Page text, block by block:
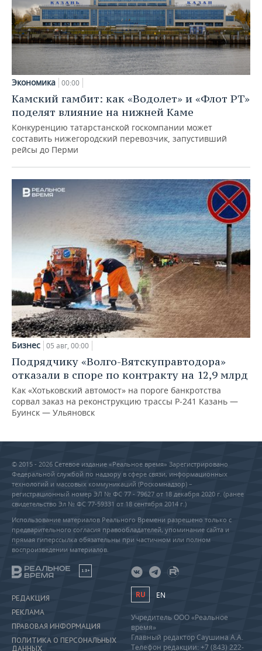
Экономика 00:00
Камский гамбит: как «Водолет» и «Флот РТ»
поделят влияние на нижней Каме
Конкуренцию татарстанской госкомпании может
составить нижегородский перевозчик, запустивший
рейсы до Перми
Бизнес 05 авг, 00:00
Подрядчику «Волго-Вятскуправтодора»
отказали в споре по контракту на 12,9 млрд
Как «Хотьковский автомост» на пороге банкротства
сорвал заказ на реконструкцию трассы Р‑241 Казань —
Буинск — Ульяновск
© 2015 - 2026 Сетевое издание «Реальное время» Зарегистрировано
Федеральной службой по надзору в сфере связи, информационных
технологий и массовых коммуникаций (Роскомнадзор) –
регистрационный номер ЭЛ № ФС 77 - 79627 от 18 декабря 2020 г. (ранее
свидетельство Эл № ФС 77-59331 от 18 сентября 2014 г.)
Использование материалов Реального Времени разрешено только с
предварительного согласия правообладателей, упоминание сайта и
прямая гиперссылка обязательны при частичном или полном
воспроизведении материалов.
18+
РЕДАКЦИЯ
РЕКЛАМА
ПРАВОВАЯ ИНФОРМАЦИЯ
ПОЛИТИКА О ПЕРСОНАЛЬНЫХ
ДАННЫХ
RU EN
Учредитель ООО «Реальное
время»
Главный редактор Саушина А.А.
Телефон редакции: +7 (843) 222-